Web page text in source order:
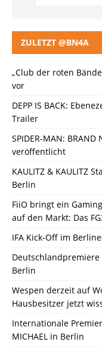
ZULETZT @BN4A
„Club der roten
vor
DEPP IS BACK:
Trailer
SPIDER-MAN:
veröffentlicht
KAULITZ & KAULITZ
Berlin
FiiO bringt ein
auf den Markt: Das
IFA Kick-Off im
Deutschlandpremiere
Berlin
Wespen derzeit auf
Hausbesitzer jetzt
Internationale
MICHAEL in Berlin